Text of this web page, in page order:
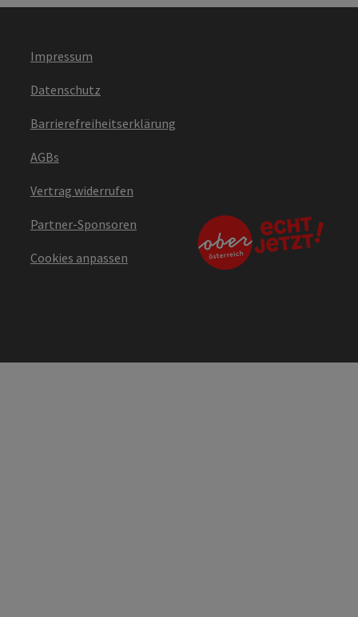
Impressum
Datenschutz
Barrierefreiheitserklärung
AGBs
Vertrag widerrufen
Partner-Sponsoren
Cookies anpassen